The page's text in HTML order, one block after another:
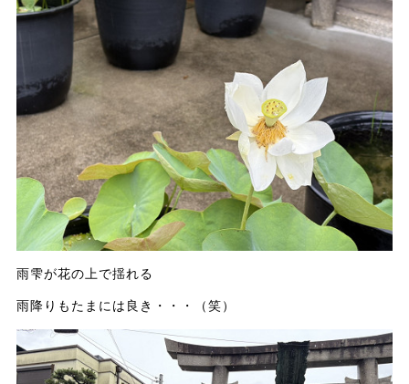
雨雫が花の上で揺れる
雨降りもたまには良き・・・（笑）